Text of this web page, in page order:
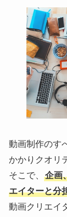
動画制作のす
かかりクオリ
そこで、 企画
エイターと分
動画クリエイ